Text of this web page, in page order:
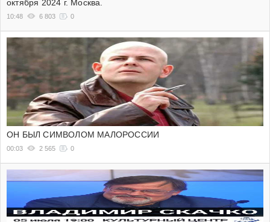
октября 2024 г. Москва.
10:48 6 803 0
ОН БЫЛ СИМВОЛОМ МАЛОРОССИИ
00:03 2 565 0